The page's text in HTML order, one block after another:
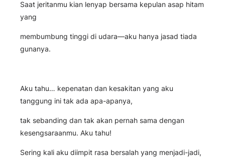
Saat jeritanmu kian lenyap bersama kepulan asap hitam
yang
membumbung tinggi di udara—aku hanya jasad tiada
gunanya.
Aku tahu… kepenatan dan kesakitan yang aku
tanggung ini tak ada apa-apanya,
tak sebanding dan tak akan pernah sama dengan
kesengsaraanmu. Aku tahu!
Sering kali aku diimpit rasa bersalah yang menjadi-jadi,